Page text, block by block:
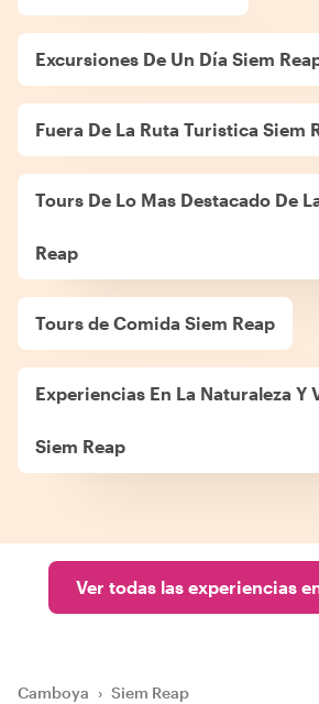
Excursiones De Un Día Siem
Fuera De La Ruta Turistica Siem
Tours De Lo Mas Destacado De
Reap
Tours de Comida Siem Reap
Experiencias En La Naturaleza Y
Siem Reap
Ver todas las experiencias
Camboya › Siem Reap